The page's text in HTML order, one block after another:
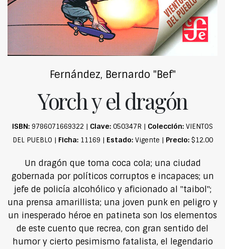
Fernández, Bernardo "Bef"
Yorch y el dragón
ISBN: 9786071669322 | Clave: 050347R | Colección: VIENTOS
DEL PUEBLO | Ficha:11169 | Estado:Vigente | Precio:$12.00
Un dragón que toma coca cola; una ciudad
gobernada por políticos corruptos e incapaces; un
jefe de policía alcohólico y aficionado al "taibol";
una prensa amarillista; una joven punk en peligro y
un inesperado héroe en patineta son los elementos
de este cuento que recrea, con gran sentido del
humor y cierto pesimismo fatalista, el legendario